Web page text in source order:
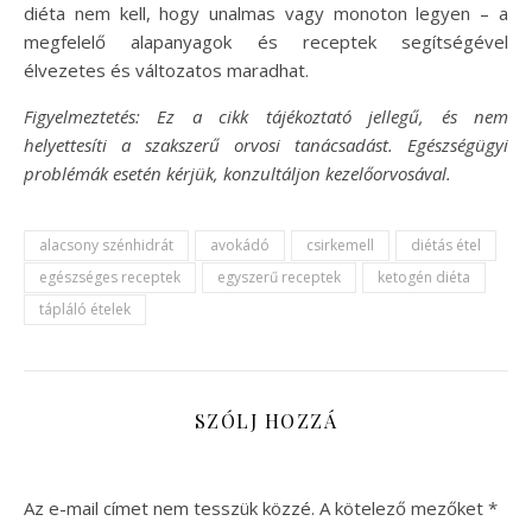
diéta nem kell, hogy unalmas vagy monoton legyen – a
megfelelő alapanyagok és receptek segítségével
élvezetes és változatos maradhat.
Figyelmeztetés: Ez a cikk tájékoztató jellegű, és nem
helyettesíti a szakszerű orvosi tanácsadást. Egészségügyi
problémák esetén kérjük, konzultáljon kezelőorvosával.
alacsony szénhidrát avokádó csirkemell
diétás étel
egészséges receptek
egyszerű receptek
ketogén diéta
tápláló ételek
SZÓLJ HOZZÁ
Az e-mail címet nem tesszük közzé. A kötelező mezőket *